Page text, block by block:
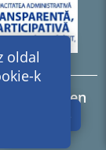
- Minden
oldal
k